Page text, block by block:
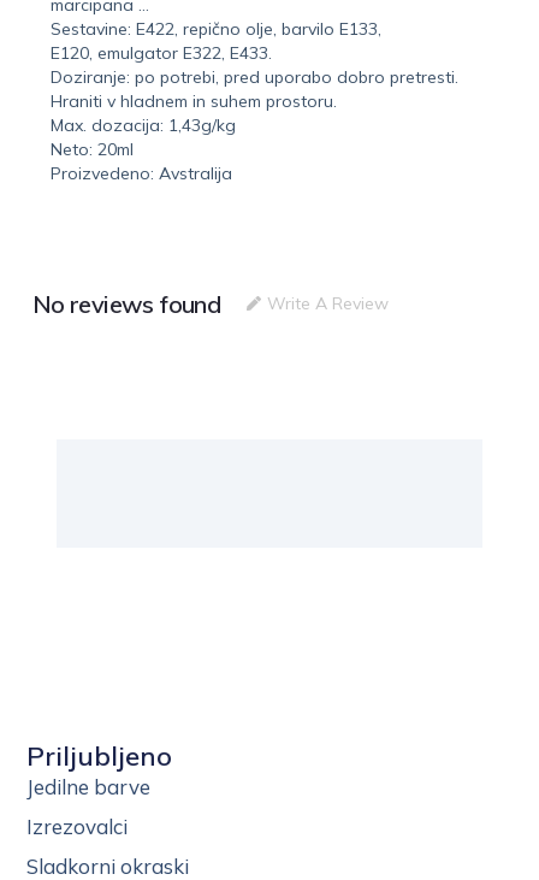
marcipana …
Sestavine: E422, repično olje, barvilo E133,
E120, emulgator E322, E433.
Doziranje: po potrebi, pred uporabo dobro pretresti.
Hraniti v hladnem in suhem prostoru.
Max. dozacija: 1,43g/kg
Neto: 20ml
Proizvedeno: Avstralija
No reviews found Write A Review
Priljubljeno
Jedilne barve
Izrezovalci
Sladkorni okraski